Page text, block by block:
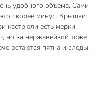
для
стеклокерамических
недорогой
удобного объема. Сами
скорее минус. Крышки
кастрюли есть мерки
но за нержавейкой тоже
остаются пятна и следы.